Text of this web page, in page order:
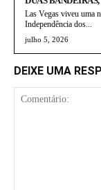
Las Vegas viveu uma
Independência dos...
julho 5, 2026
DEIXE UMA